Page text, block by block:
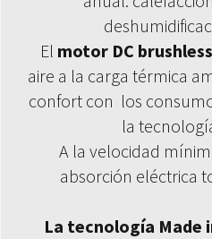
El motor DC brushless
aire a la carga térmica
confort con los
la
A la velocidad
absorción eléctrica
La tecnología Made